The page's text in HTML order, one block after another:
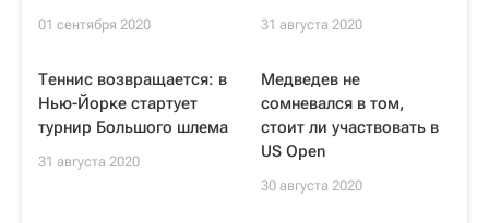
01 сентября 2020 31 августа 2020
Теннис возвращается: в
Нью-Йорке стартует
турнир Большого шлема
31 августа 2020
Медведев не
сомневался в том,
стоит ли участвовать в
US Open
30 августа 2020